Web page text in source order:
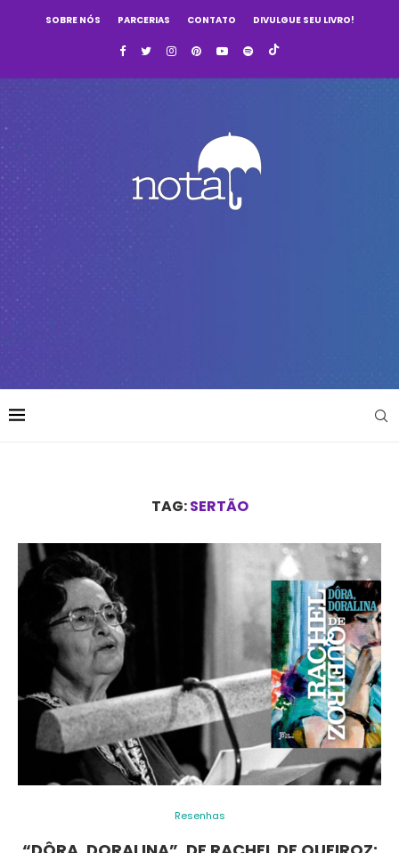
SOBRE NÓS PARCERIAS CONTATO DIVULGUE SEU LIVRO!
TAG:SERTÃO
Resenhas